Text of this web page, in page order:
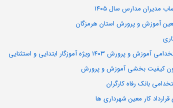
مدیران مدارس سال ۱۴۰۵
معین آموزش و پرورش استان هرمزگان
۱۴۰۳ ویژه آموزگار ابتدایی و استثنایی
کیفیت بخشی آموزش و پرورش
بانک رفاه کارگران
کار معین شهرداری ها